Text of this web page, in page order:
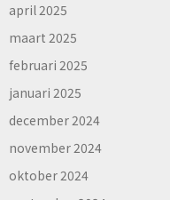
april 2025
maart 2025
februari 2025
januari 2025
december 2024
november 2024
oktober 2024